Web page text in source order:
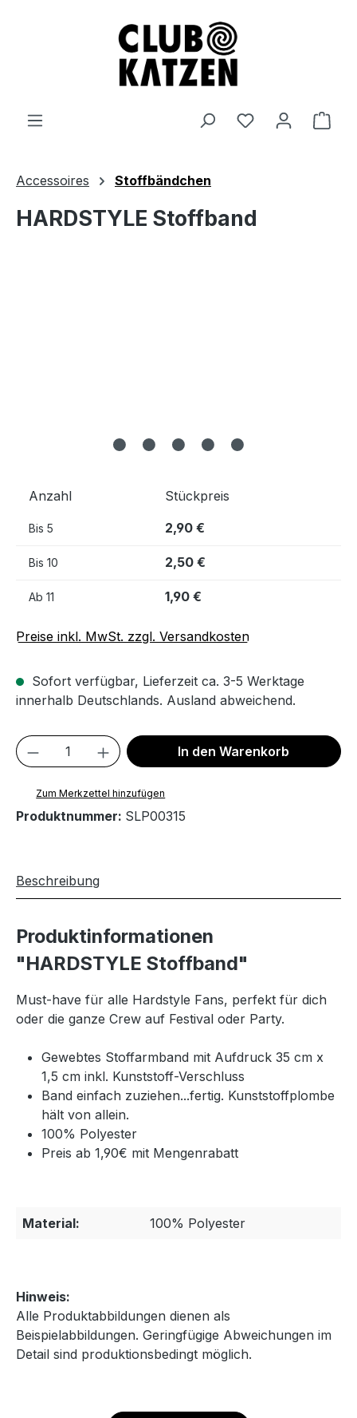
Accessoires Stoffbändchen
Hinweis:
Alle Produktabbildungen dienen als
Beispielabbildungen. Geringfügige Abweichungen im
Detail sind produktionsbedingt möglich.
HARDSTYLE Stoffband
Anzahl Stückpreis
Bis 5 2,90 €
Bis 10 2,50 €
Ab 11 1,90 €
Preise inkl. MwSt. zzgl. Versandkosten
Sofort verfügbar, Lieferzeit ca. 3-5 Werktage
innerhalb Deutschlands. Ausland abweichend.
Produkt Anzahl: Gib den gewünschten
In den Warenkorb
Zum Merkzettel hinzufügen
Produktnummer: SLP00315
Beschreibung
Produktinformationen
"HARDSTYLE Stoffband"
Must-have für alle Hardstyle Fans, perfekt für dich
oder die ganze Crew auf Festival oder Party.
Gewebtes Stoffarmband mit Aufdruck 35 cm x
1,5 cm inkl. Kunststoff-Verschluss
Band einfach zuziehen...fertig. Kunststoffplombe
hält von allein.
100% Polyester
Preis ab 1,90€ mit Mengenrabatt
Material: 100% Polyester